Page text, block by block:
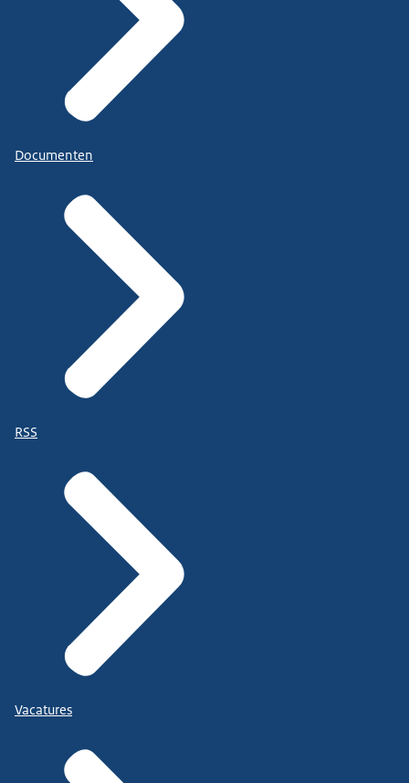
Documenten
RSS
Vacatures